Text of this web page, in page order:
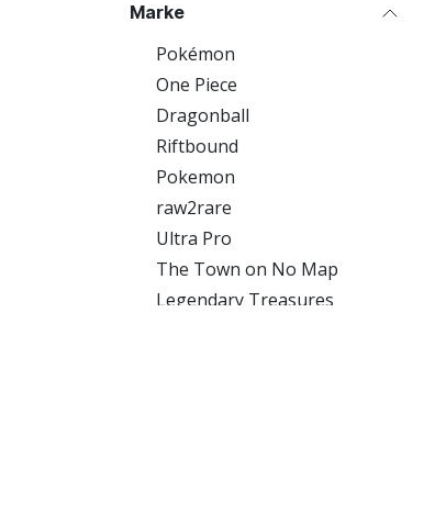
Marke
Pokémon
One Piece
Dragonball
Riftbound
Pokemon
raw2rare
Ultra Pro
The Town on No Map
Legendary Treasures